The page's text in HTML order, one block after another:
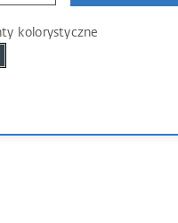
kolorystyczne